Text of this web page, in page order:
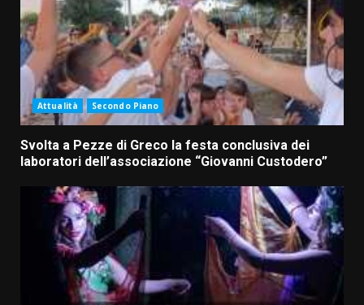
Attualità Secondo Piano
Svolta a Pezze di Greco la festa conclusiva dei
laboratori dell’associazione “Giovanni Custodero”